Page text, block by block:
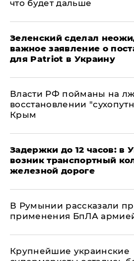
что будет дальше
Зеленский сделал
важное заявление о
для Patriot в Украину
Власти РФ пойманы на
восстановлении
Крым
Задержки до 12 часов: в
возник транспортный
железной дороге
В Румынии рассказали
применения БпЛА
Крупнейшие украинские